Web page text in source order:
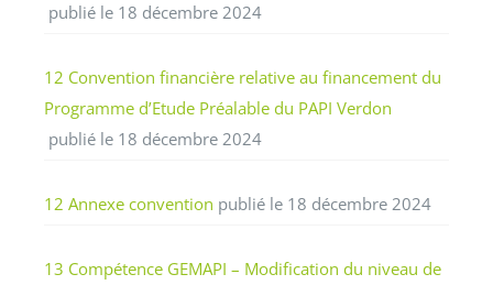
publié le 18 décembre 2024
12 Convention financière relative au financement du
Programme d’Etude Préalable du PAPI Verdon
publié le 18 décembre 2024
12 Annexe convention publié le 18 décembre 2024
13 Compétence GEMAPI – Modification du niveau de